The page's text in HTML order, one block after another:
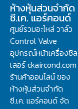
ห้างหุ้นส่วนจำกัด
ซี.เค. แอร์คอนด์
ศูนย์รวมอะไหล่ วาล์ว
Control Valve
อุปกรณ์หน้าเครื่องชิล
เลอร์ ckaircond.com
ร้านค้าออนไลน์ ของ
ห้างหุ้นส่วนจำกัด
ซี.เค. แอร์คอนด์ จัด